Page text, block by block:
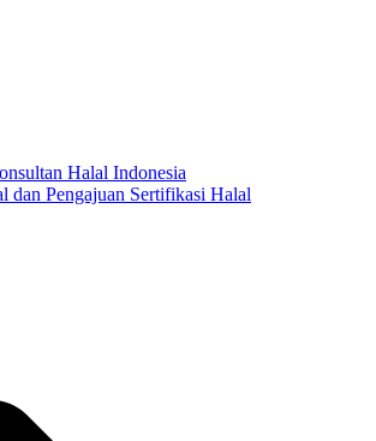
Halal Indonesia
dan Pengajuan Sertifikasi Halal